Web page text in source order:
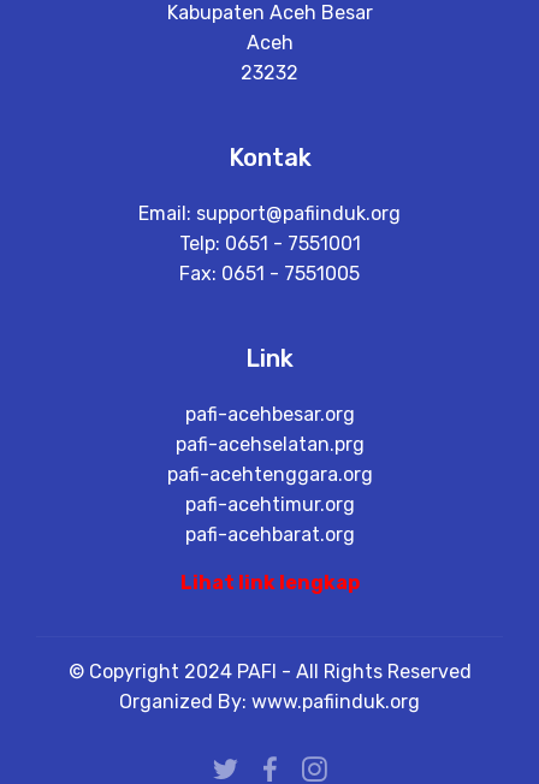
Kabupaten Aceh Besar
Aceh
23232
Kontak
Email: support@pafiinduk.org
Telp: 0651 - 7551001
Fax: 0651 - 7551005
Link
pafi-acehbesar.org
pafi-acehselatan.prg
pafi-acehtenggara.org
pafi-acehtimur.org
pafi-acehbarat.org
Lihat link lengkap
© Copyright 2024 PAFI - All Rights Reserved
Organized By: www.pafiinduk.org